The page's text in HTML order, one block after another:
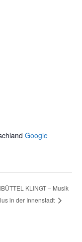
Google
KLINGT – Musik
in der Innenstadt